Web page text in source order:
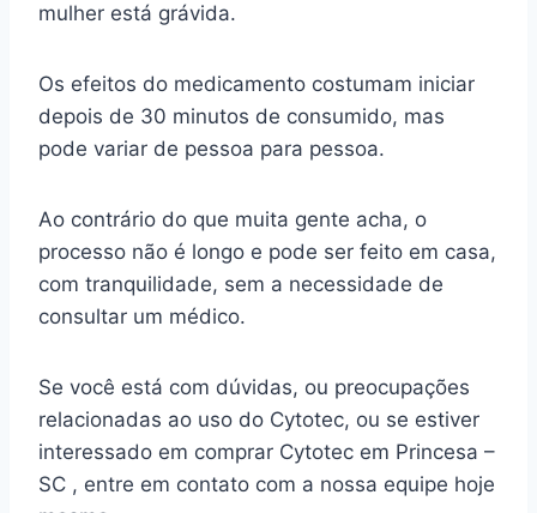
mulher está grávida.
Os efeitos do medicamento costumam iniciar
depois de 30 minutos de consumido, mas
pode variar de pessoa para pessoa.
Ao contrário do que muita gente acha, o
processo não é longo e pode ser feito em casa,
com tranquilidade, sem a necessidade de
consultar um médico.
Se você está com dúvidas, ou preocupações
relacionadas ao uso do Cytotec, ou se estiver
interessado em comprar Cytotec em Princesa –
SC , entre em contato com a nossa equipe hoje